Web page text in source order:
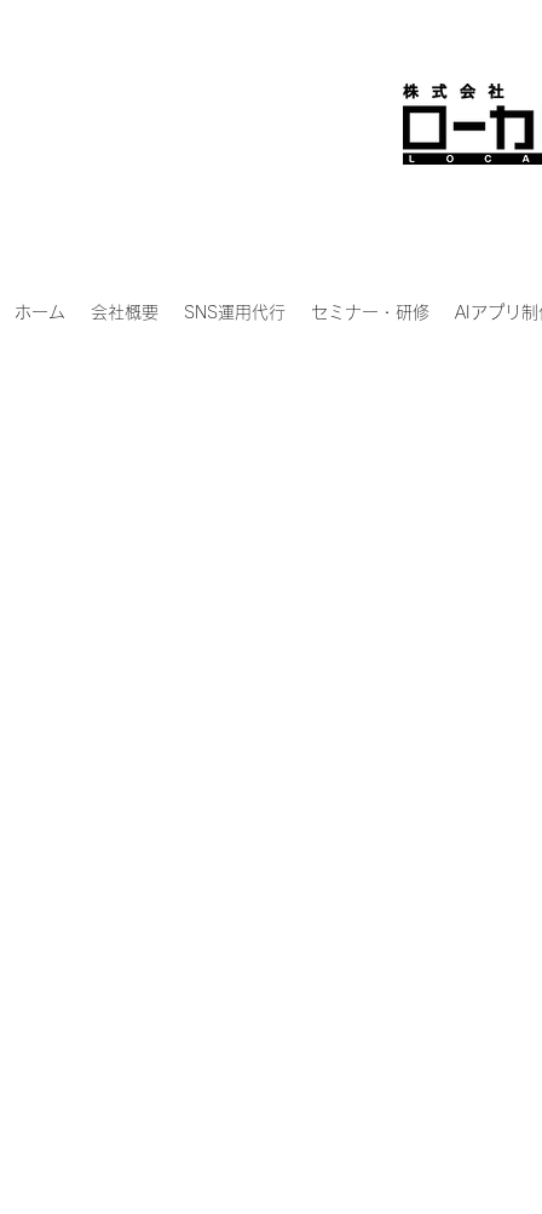
ホーム 会社概要 SNS運用代行 セミナー・研修 AIアプリ制